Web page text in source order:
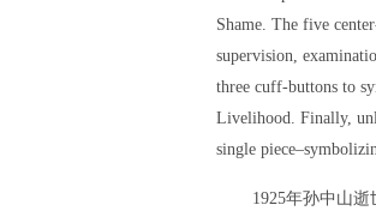
Shame. The five
supervision,
three cuff-buttons to
Livelihood. Finally,
single
1925年孙中山